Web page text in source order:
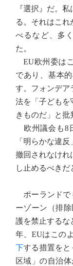
『選択』だ。
る。それはこ
べるなど、多
た。
EU欧州委は
であり、基本
す。フォンデア
法を「子どもを
きものだ」と批
欧州議会も8
「明らかな違
撤回されなけれ
し止めるべきだ
ポーランドで
ーゾーン（排
護を禁止するな
年、EUはこの
下する措置を
区域」の自治